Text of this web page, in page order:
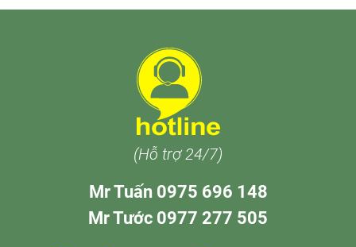
(Hỗ trợ 24/7)
Mr Tuấn 0975 696 148
Mr Tước 0977 277 505